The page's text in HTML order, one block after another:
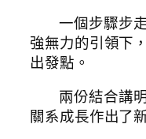
一個步驟步
強無力的引領下
出發點。
兩份結合講
關系成長作出了